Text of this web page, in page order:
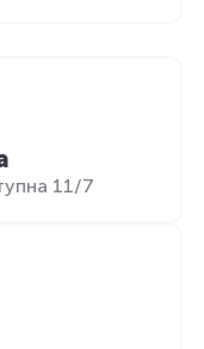
11/7